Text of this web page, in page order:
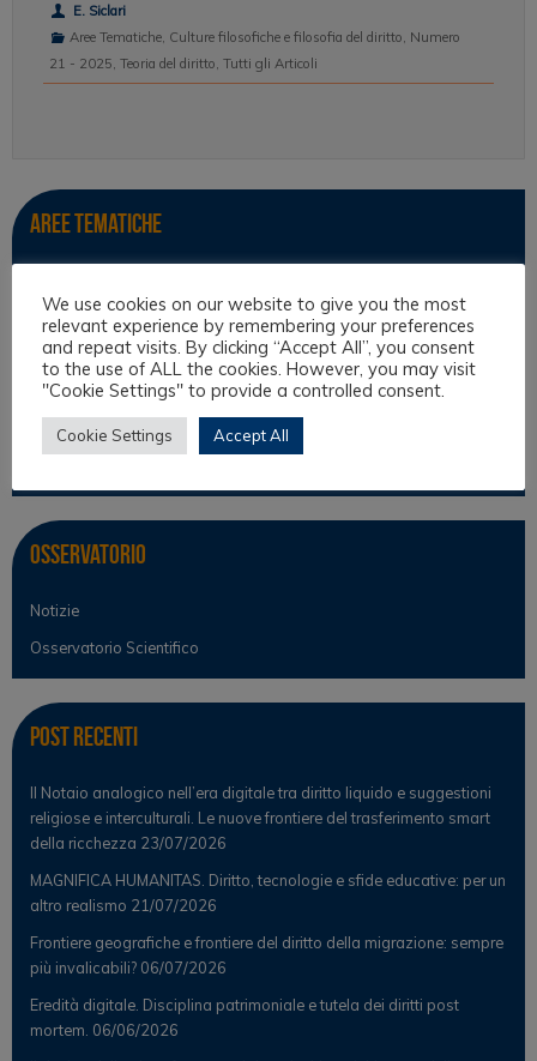
E. Siclari
Aree Tematiche, Culture filosofiche e filosofia del diritto Numero
21 - 2025 Teoria del diritto Tutti gli Articoli
Aree tematiche
Culture filosofiche e filosofia del diritto
Diritto e Religione
Diritto Interculturale
Teoria del diritto
Osservatorio
Notizie
Osservatorio Scientifico
Post Recenti
Il Notaio analogico nell’era digitale tra diritto liquido e suggestioni
religiose e interculturali. Le nuove frontiere del trasferimento smart
della ricchezza 23/07/2026
MAGNIFICA HUMANITAS. Diritto, tecnologie e sfide educative: per un
altro realismo 21/07/2026
Frontiere geografiche e frontiere del diritto della migrazione: sempre
più invalicabili? 06/07/2026
Eredità digitale. Disciplina patrimoniale e tutela dei diritti post
mortem. 06/06/2026
We use cookies on our website to give you the most
relevant experience by remembering your preferences
and repeat visits. By clicking “Accept All”, you consent
to the use of ALL the cookies. However, you may visit
"Cookie Settings" to provide a controlled consent.
Cookie Settings Accept All